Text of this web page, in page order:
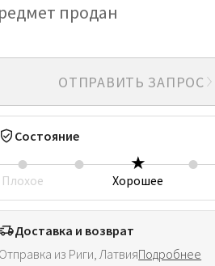
продан
ОТПРАВИТЬ ЗАПРОС
Состояние
Плохое Хорошее
Доставка и возврат
Отправка из Риги, ЛатвияПодробнее